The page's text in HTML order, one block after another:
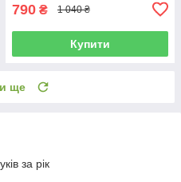
790 ₴ 1 040 ₴
Купити
ще
за рік